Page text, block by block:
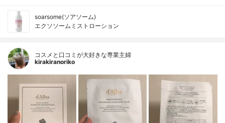
soarsome(ソアソーム)
エクソソームミストローション
コスメと口コミが大好きな専業主婦
kirakiranoriko